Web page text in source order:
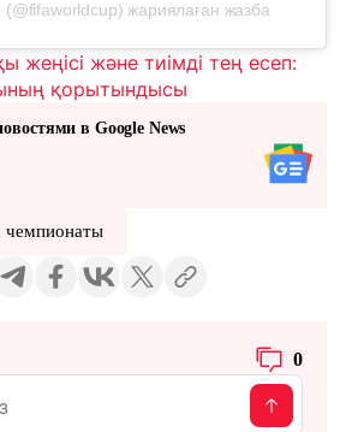
(@fifaworldcup) жариялаған жазба
жеңісі және тиімді тең есеп:
қорытындысы
в Google News
чемпионаты
0